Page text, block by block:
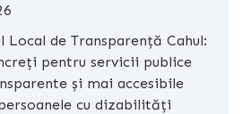
Local de Transparență Cahul:
pentru servicii publice
și mai accesibile
cu dizabilități